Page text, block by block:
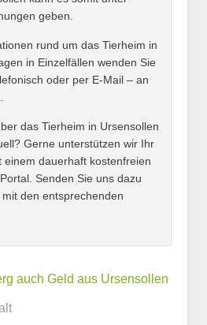
Tierheims*
geben.
rund um das Tierheim in
in Einzelfällen wenden Sie
oder per E-Mail – an
das Tierheim in Ursensollen
Gerne unterstützen wir Ihr
einem dauerhaft kostenfreien
Senden Sie uns dazu
den entsprechenden
auch Geld aus Ursensollen